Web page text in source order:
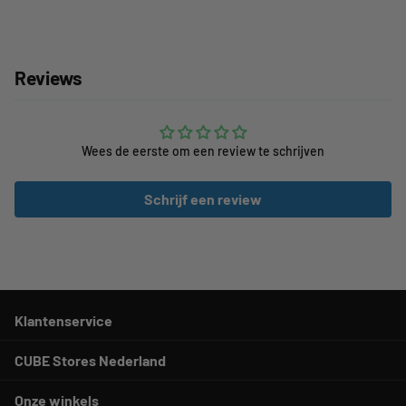
Reviews
Wees de eerste om een review te schrijven
Schrijf een review
Klantenservice
CUBE Stores Nederland
Onze winkels